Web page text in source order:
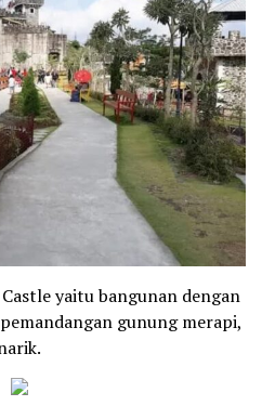
yaitu bangunan dengan
gunung merapi,